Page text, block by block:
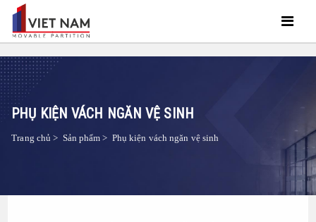
PHỤ KIỆN VÁCH NGĂN VỆ SINH
Trang chủ > Sản phẩm > Phụ kiện vách ngăn vệ sinh